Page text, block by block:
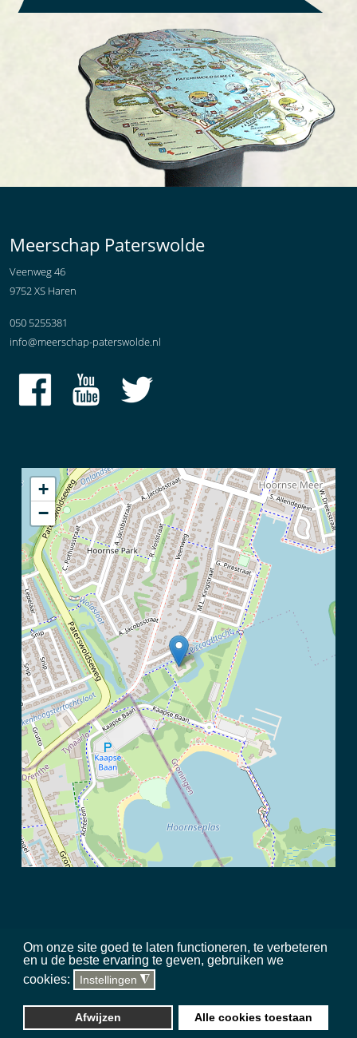
Om onze site goed te laten functioneren, te verbeteren
en u de beste ervaring te geven, gebruiken we
cookies:
Instellingen ◮
Afwijzen Alle cookies toestaan
Meerschap Paterswolde
Veenweg 46
9752 XS Haren
050 5255381
info@meerschap-paterswolde.nl
+
−
2026 Meerschap Paterswolde |privacy disclaimer|regels in het
gebied|sitemap|team|toegankelijkheid
Website, hosting & updates
Silverstone Studio